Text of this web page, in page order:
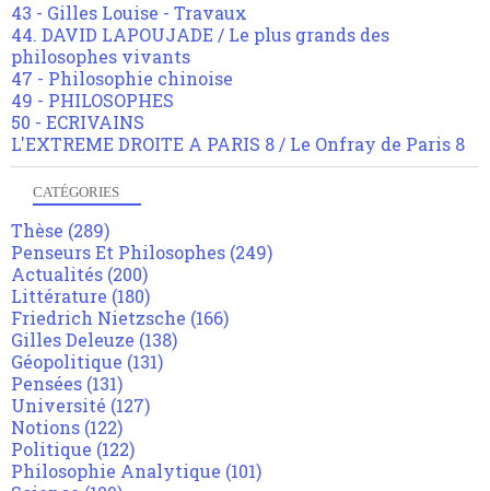
43 - Gilles Louise - Travaux
44. DAVID LAPOUJADE / Le plus grands des
philosophes vivants
47 - Philosophie chinoise
49 - PHILOSOPHES
50 - ECRIVAINS
L'EXTREME DROITE A PARIS 8 / Le Onfray de Paris 8
CATÉGORIES
Thèse (289)
Penseurs Et Philosophes (249)
Actualités (200)
Littérature (180)
Friedrich Nietzsche (166)
Gilles Deleuze (138)
Géopolitique (131)
Pensées (131)
Université (127)
Notions (122)
Politique (122)
Philosophie Analytique (101)